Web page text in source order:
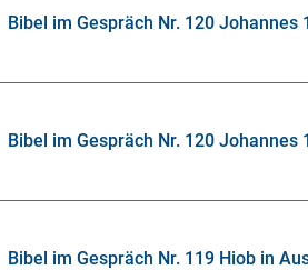
Bibel im Gespräch Nr. 120 Johannes
Bibel im Gespräch Nr. 120 Johannes
Bibel im Gespräch Nr. 119 Hiob in